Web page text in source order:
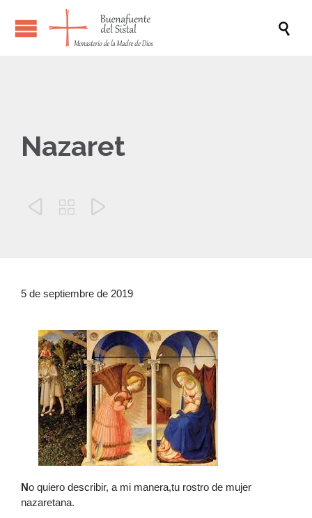

Nazaret
  
5 de septiembre de 2019
No quiero describir, a mi manera,tu rostro de mujer
nazaretana.